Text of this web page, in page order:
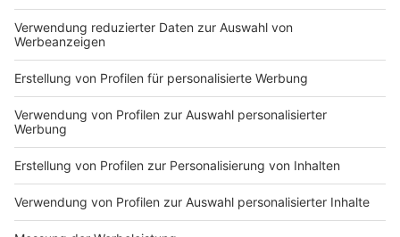
DEINE GEMERKTEN ARTIKEL
Du hast dir noch keine Artikel gemerkt